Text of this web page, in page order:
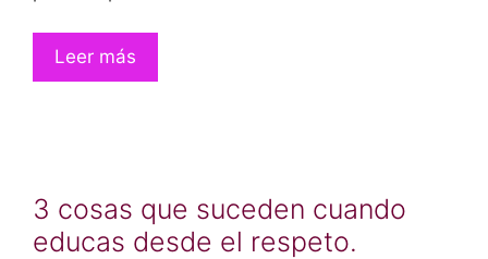
Leer más
3 cosas que suceden cuando
educas desde el respeto.